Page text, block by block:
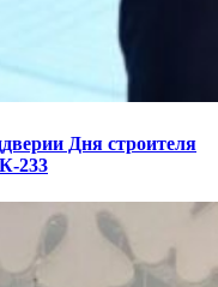
Дня строителя
233